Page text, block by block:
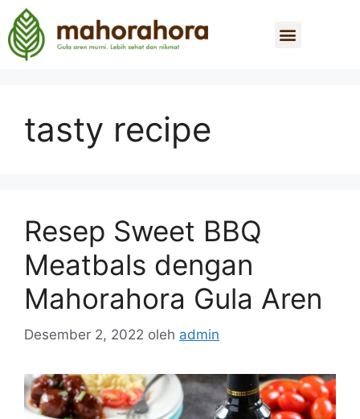
tasty recipe
Resep Sweet BBQ
Meatbals dengan
Mahorahora Gula Aren
Desember 2, 2022 oleh admin